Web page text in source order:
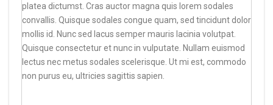
platea dictumst. Cras auctor magna quis lorem sodales
convallis. Quisque sodales congue quam, sed tincidunt dolor
mollis id. Nunc sed lacus semper mauris lacinia volutpat.
Quisque consectetur et nunc in vulputate. Nullam euismod
lectus nec metus sodales scelerisque. Ut mi est, commodo
non purus eu, ultricies sagittis sapien.